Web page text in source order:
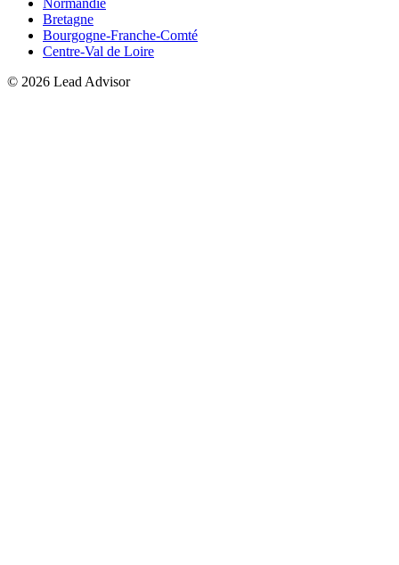
Bretagne
Bourgogne-Franche-Comté
Centre-Val de Loire
© 2026 Lead Advisor